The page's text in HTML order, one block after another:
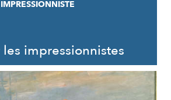
impressionnistes